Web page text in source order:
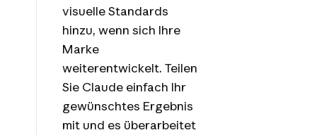
visuelle Standards
hinzu, wenn sich Ihre
Marke
weiterentwickelt. Teilen
Sie Claude einfach Ihr
gewünschtes Ergebnis
mit und es überarbeitet